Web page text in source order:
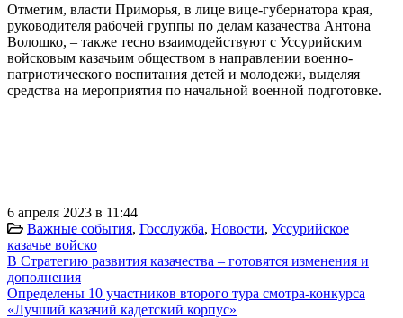
Отметим, власти Приморья, в лице вице-губернатора края,
руководителя рабочей группы по делам казачества Антона
Волошко, – также тесно взаимодействуют с Уссурийским
войсковым казачьим обществом в направлении военно-
патриотического воспитания детей и молодежи, выделяя
средства на мероприятия по начальной военной подготовке.
6 апреля 2023 в 11:44
Важные события, Госслужба, Новости, Уссурийское
казачье войско
В Стратегию развития казачества – готовятся изменения и
дополнения
Определены 10 участников второго тура смотра-конкурса
«Лучший казачий кадетский корпус»